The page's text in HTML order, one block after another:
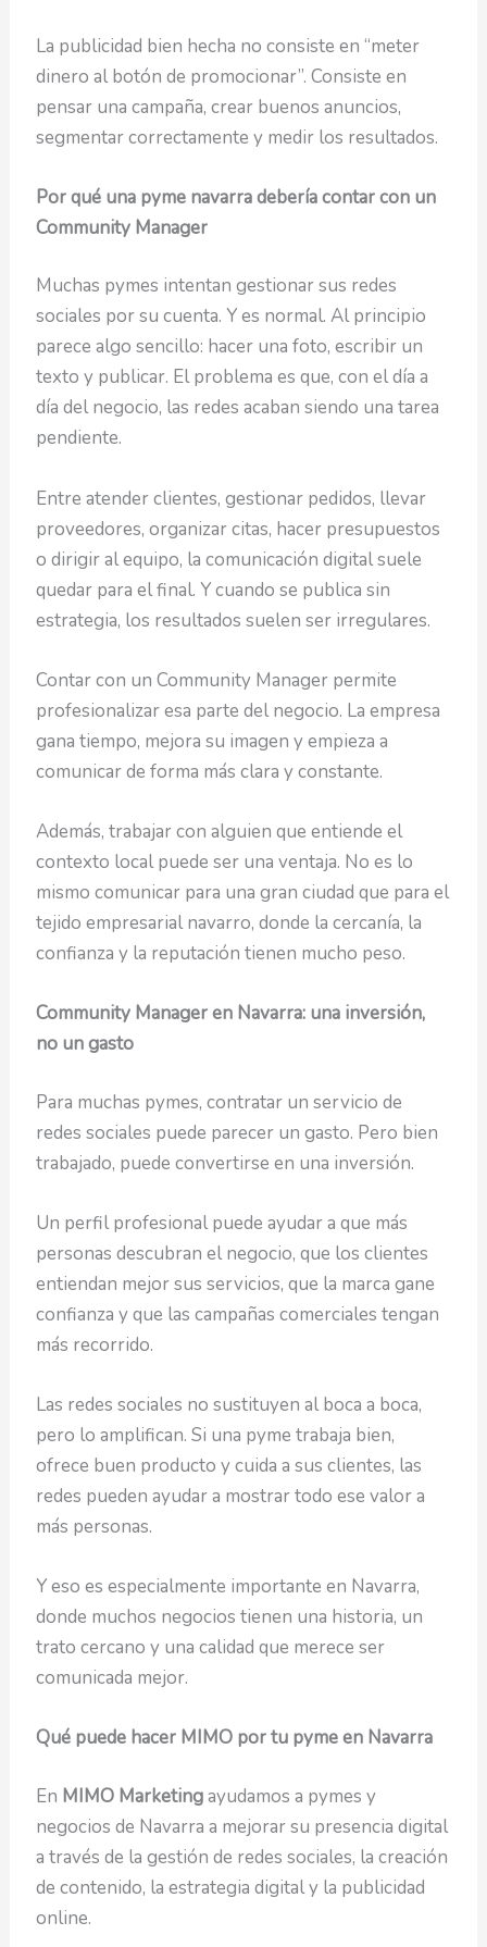
La publicidad bien hecha no consiste en “meter
dinero al botón de promocionar”. Consiste en
pensar una campaña, crear buenos anuncios,
segmentar correctamente y medir los resultados.
Por qué una pyme navarra debería contar con un
Community Manager
Muchas pymes intentan gestionar sus redes
sociales por su cuenta. Y es normal. Al principio
parece algo sencillo: hacer una foto, escribir un
texto y publicar. El problema es que, con el día a
día del negocio, las redes acaban siendo una tarea
pendiente.
Entre atender clientes, gestionar pedidos, llevar
proveedores, organizar citas, hacer presupuestos
o dirigir al equipo, la comunicación digital suele
quedar para el final. Y cuando se publica sin
estrategia, los resultados suelen ser irregulares.
Contar con un Community Manager permite
profesionalizar esa parte del negocio. La empresa
gana tiempo, mejora su imagen y empieza a
comunicar de forma más clara y constante.
Además, trabajar con alguien que entiende el
contexto local puede ser una ventaja. No es lo
mismo comunicar para una gran ciudad que para el
tejido empresarial navarro, donde la cercanía, la
confianza y la reputación tienen mucho peso.
Community Manager en Navarra: una inversión,
no un gasto
Para muchas pymes, contratar un servicio de
redes sociales puede parecer un gasto. Pero bien
trabajado, puede convertirse en una inversión.
Un perfil profesional puede ayudar a que más
personas descubran el negocio, que los clientes
entiendan mejor sus servicios, que la marca gane
confianza y que las campañas comerciales tengan
más recorrido.
Las redes sociales no sustituyen al boca a boca,
pero lo amplifican. Si una pyme trabaja bien,
ofrece buen producto y cuida a sus clientes, las
redes pueden ayudar a mostrar todo ese valor a
más personas.
Y eso es especialmente importante en Navarra,
donde muchos negocios tienen una historia, un
trato cercano y una calidad que merece ser
comunicada mejor.
Qué puede hacer MIMO por tu pyme en Navarra
En MIMO Marketingayudamos a pymes y
negocios de Navarra a mejorar su presencia digital
a través de la gestión de redes sociales, la creación
de contenido, la estrategia digital y la publicidad
online.